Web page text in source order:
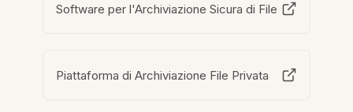
Software per l'Archiviazione Sicura di File
Piattaforma di Archiviazione File Privata